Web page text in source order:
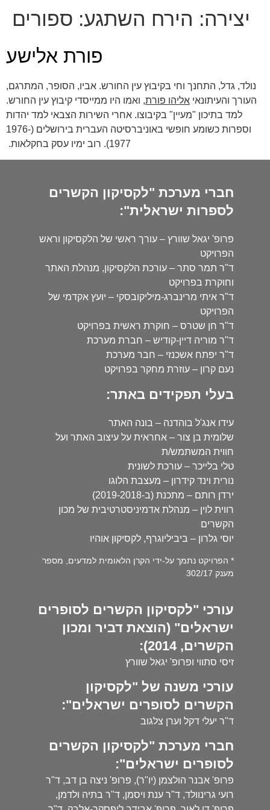
יצירה: הירח השתגע: ספורים
פורת אלישע
נולד, גדל, התחנך וחי בקיבוץ עין החורש. אביו, הסופר, המתרגם,
העורך והעיתונאי אליהו פורת, ואמו היו ממייסדי קיבוץ עין החורש.
למד בתיכון "מעיין" בקיבוצו. אחרי השירות הצבאי למד יהדות
וספרות כשומע חופשי באוניברסיטה העברית בירושלים (1976-
1977). רוב ימיו עסק בחקלאות.
חברי מערכת "לקסיקון הקשרים
לספרות ישראלית":
פרופ' יגאל שוורץ – עורך ראשי של הלקסיקון וראש
הפרויקט
ד"ר תמר סתר – עורכת הלקסיקון, מנהלת האתר
וחוקרת בפרויקט
ד"ר איתי מרינברג-מיליקובסקי – יועץ אקדמי של
הפרויקט
ד"ר חן שטרס – חוקרת ראשית בפרויקט
ד"ר מוריה דיין-קודיש – חברת מערכת
ד"ר יפתח אשכנזי – חבר מערכת
נעם קרון – עוזרת מחקר בפרויקט
בעלי תפקידים באתר:
עידו אנג'ל בוהדנה – בונה האתר
שלומית בן צור – אחראית על עיצוב האתר ועל
חווית המשתמש/ת
טלי בלייכר – עורכת לשונית
נורית וינד קידרון – מעצבת הלוגו
ירדן רותם – מתכנת (ב-2019-2018)
רווית לוין – מנהלת אדמיניסטרטיבית של מכון
הקשרים
יוסי גלרון – ביביליוגרף, לקסיקון אוהיו
* הפרויקט נתמך על-ידי הקרן הלאומית למדעים, מספר
מענק 302/17
עורכי "לקסיקון הקשרים לסופרים
ישראלים" (הוצאת דביר ומכון
הקשרים, 2014):
זיסי סתווי ופרופ' יגאל שוורץ
עורכי משנה של "לקסיקון
הקשרים לסופרים ישראלים":
ד"ר יעלי דקל וערן צלגוב
חברי מערכת "לקסיקון הקשרים
לסופרים ישראלים":
פרופ' אבנר הולצמן (יו"ר), פרופ' ניצה בן דב, ד"ר
רועי גרינוולד, ד"ר ענת ויסמן, ד"ר בתיה ולדמן,